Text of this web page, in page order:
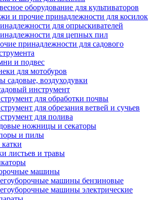
оборудование для культиваторов
и прочие принадлежности для косилок
для опрыскивателей
для цепных пил
принадлежности для садового
и подвес
для мотобуров
садовые, воздуходувки
инструмент
для обработки почвы
для обрезания ветвей и сучьев
для полива
ножницы и секаторы
и пилы
листьев и травы
машины
машины бензиновые
машины электрические